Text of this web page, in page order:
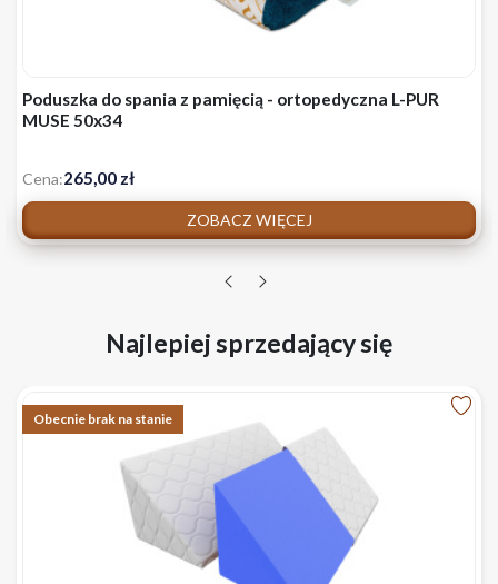
Poduszka do spania z pamięcią - ortopedyczna L-PUR
MUSE 50x34
Cena:265,00 zł
ZOBACZ WIĘCEJ
Najlepiej sprzedający się
Obecnie brak na stanie